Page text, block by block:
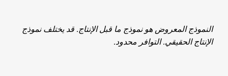
النموذج المعروض هو نموذج ما قبل الإنتاج. قد يختلف نموذج
الإنتاج الحقيقي. التوافر محدود.